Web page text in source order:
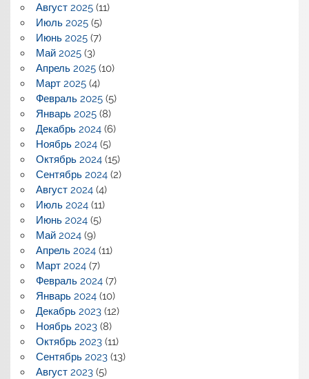
Август 2025(11)
Июль 2025(5)
Июнь 2025(7)
Май 2025(3)
Апрель 2025(10)
Март 2025(4)
Февраль 2025(5)
Январь 2025(8)
Декабрь 2024(6)
Ноябрь 2024(5)
Октябрь 2024(15)
Сентябрь 2024(2)
Август 2024(4)
Июль 2024(11)
Июнь 2024(5)
Май 2024(9)
Апрель 2024(11)
Март 2024(7)
Февраль 2024(7)
Январь 2024(10)
Декабрь 2023(12)
Ноябрь 2023(8)
Октябрь 2023(11)
Сентябрь 2023(13)
Август 2023(5)